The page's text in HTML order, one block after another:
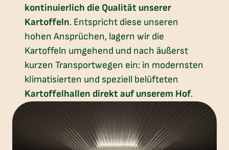
kontinuierlich die Qualität unserer
Kartoffeln. Entspricht diese unseren
hohen Ansprüchen, lagern wir die
Kartoffeln umgehend und nach äußerst
kurzen Transportwegen ein: in modernsten
klimatisierten und speziell belüfteten
Kartoffelhallen direkt auf unserem Hof.